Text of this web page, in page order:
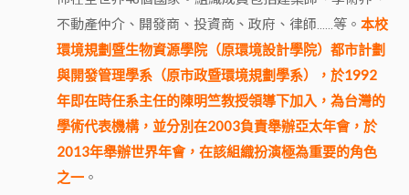
不動產仲介、開發商、投資商、政府、律師……等。本校
環境規劃暨生物資源學院（原環境設計學院）都市計劃
與開發管理學系（原市政暨環境規劃學系），於1992
年即在時任系主任的陳明竺教授領導下加入，為台灣的
學術代表機構，並分別在2003負責舉辦亞太年會，於
2013年舉辦世界年會，在該組織扮演極為重要的角色
之一 。